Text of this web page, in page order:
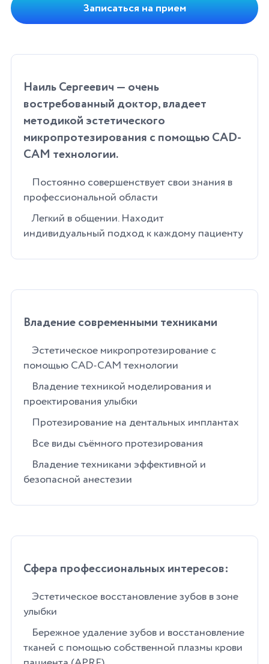
Записаться на прием
Наиль Сергеевич — очень
востребованный доктор, владеет
методикой эстетического
микропротезирования с помощью CAD-
CAM технологии.
Постоянно совершенствует свои знания в
профессиональной области
Легкий в общении. Находит
индивидуальный подход к каждому пациенту
Владение современными техниками
Эстетическое микропротезирование с
помощью CAD-CAM технологии
Владение техникой моделирования и
проектирования улыбки
Протезирование на дентальных имплантах
Все виды съёмного протезирования
Владение техниками эффективной и
безопасной анестезии
Сфера профессиональных интересов:
Эстетическое восстановление зубов в зоне
улыбки
Бережное удаление зубов и восстановление
тканей с помощью собственной плазмы крови